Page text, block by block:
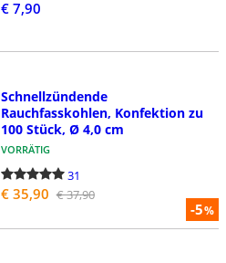
€ 7,90
-5%
Schnellzündende
Rauchfasskohlen, Konfektion zu
100 Stück, Ø 4,0 cm
VORRÄTIG
31
€ 35,90 € 37,90